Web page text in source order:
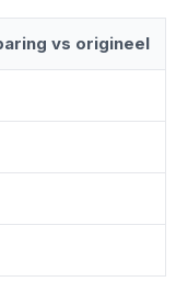
vs origineel